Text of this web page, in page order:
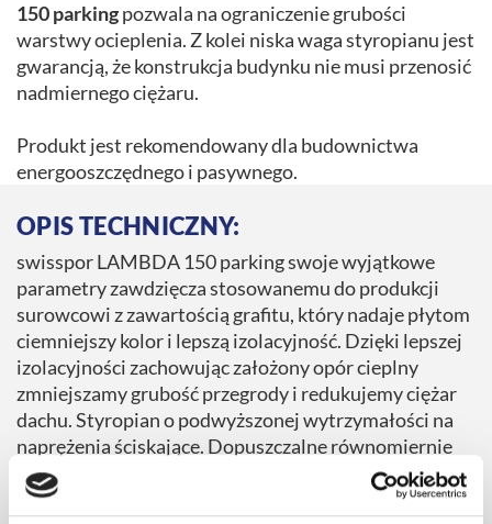
OPIS TECHNICZNY:
swisspor LAMBDA 150 parking swoje wyjątkowe
parametry zawdzięcza stosowanemu do produkcji
surowcowi z zawartością grafitu, który nadaje płytom
ciemniejszy kolor i lepszą izolacyjność. Dzięki lepszej
izolacyjności zachowując założony opór cieplny
zmniejszamy grubość przegrody i redukujemy ciężar
dachu. Styropian o podwyższonej wytrzymałości na
naprężenia ściskające. Dopuszczalne równomiernie
rozłożone obciążenie użytkowe wg PN-EN 13163 zał.
F.2 - 45 kPa, tj. 4,5 t/m2.
150 parkingpozwala na ograniczenie grubości
warstwy ocieplenia. Z kolei niska waga styropianu jest
gwarancją, że konstrukcja budynku nie musi przenosić
nadmiernego ciężaru.
Produkt jest rekomendowany dla budownictwa
energooszczędnego i pasywnego.